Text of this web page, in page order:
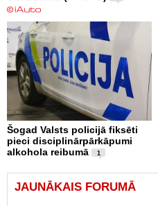
Šogad Valsts policijā fiksēti
pieci disciplinārpārkāpumi
alkohola reibumā
1
JAUNĀKAIS FORUMĀ